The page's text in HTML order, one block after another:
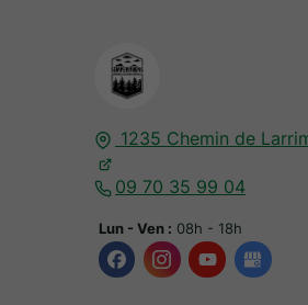
1235 Chemin de
09 70 35 99 04
Lun - Ven : 08h - 18h